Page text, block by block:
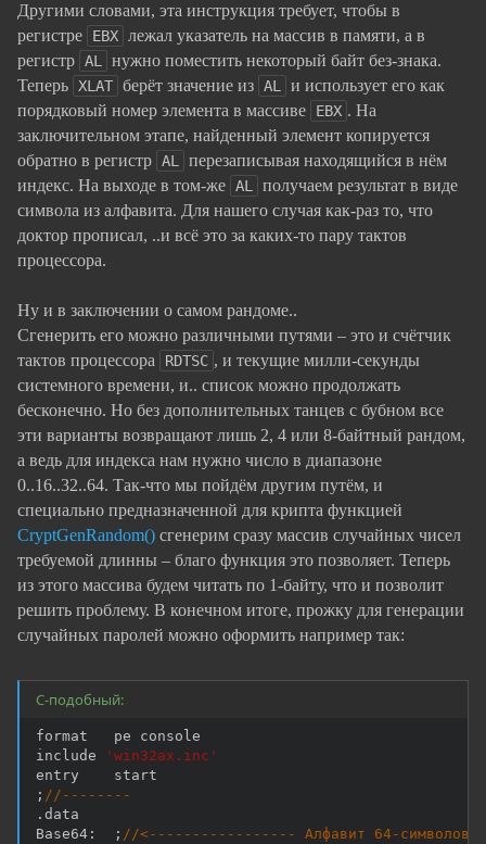
Другими словами, эта инструкция требует, чтобы в
регистре
EBX лежал указатель на массив в памяти, а в
регистр AL
нужно поместить некоторый байт без-знака.
Теперь
XLAT берёт значение из AL
и использует его как
порядковый номер элемента в массиве
EBX . На
заключительном этапе, найденный элемент копируется
обратно в регистр AL
перезаписывая находящийся в нём
индекс. На выходе в том-же AL
получаем результат в виде
символа из алфавита. Для нашего случая как-раз то, что
доктор прописал, ..и всё это за каких-то пару тактов
процессора.
Ну и в заключении о самом рандоме..
Сгенерить его можно различными путями – это и счётчик
тактов процессора
RDTSC , и текущие милли-секунды
системного времени, и.. список можно продолжать
бесконечно. Но без дополнительных танцев с бубном все
эти варианты возвращают лишь 2, 4 или 8-байтный рандом,
а ведь для индекса нам нужно число в диапазоне
0..16..32..64. Так-что мы пойдём другим путём, и
специально предназначенной для крипта функцией
CryptGenRandom() сгенерим сразу массив случайных чисел
требуемой длинны – благо функция это позволяет. Теперь
из этого массива будем читать по 1-байту, что и позволит
решить проблему. В конечном итоге, прожку для генерации
случайных паролей можно оформить например так:
C-подобный:
format   pe console
include
'win32ax.inc'
; //--------
. data
Base64 : ; //<----------------- Алфавит 64-символов